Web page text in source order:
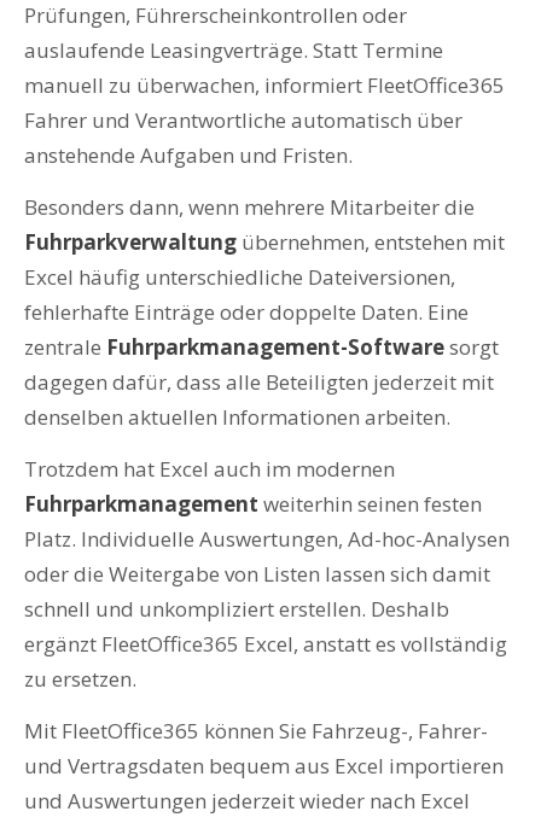
Prüfungen, Führerscheinkontrollen oder
auslaufende Leasingverträge. Statt Termine
manuell zu überwachen, informiert FleetOffice365
Fahrer und Verantwortliche automatisch über
anstehende Aufgaben und Fristen.
Besonders dann, wenn mehrere Mitarbeiter die
Fuhrparkverwaltung übernehmen, entstehen mit
Excel häufig unterschiedliche Dateiversionen,
fehlerhafte Einträge oder doppelte Daten. Eine
zentrale Fuhrparkmanagement-Softwaresorgt
dagegen dafür, dass alle Beteiligten jederzeit mit
denselben aktuellen Informationen arbeiten.
Trotzdem hat Excel auch im modernen
Fuhrparkmanagement weiterhin seinen festen
Platz. Individuelle Auswertungen, Ad-hoc-Analysen
oder die Weitergabe von Listen lassen sich damit
schnell und unkompliziert erstellen. Deshalb
ergänzt FleetOffice365 Excel, anstatt es vollständig
zu ersetzen.
Mit FleetOffice365 können Sie Fahrzeug-, Fahrer-
und Vertragsdaten bequem aus Excel importieren
und Auswertungen jederzeit wieder nach Excel